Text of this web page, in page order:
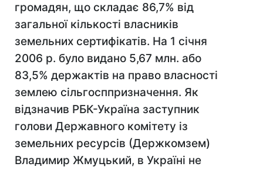
громадян, що складає 86,7% від
загальної кількості власників
земельних сертифікатів. На 1 січня
2006 р. було видано 5,67 млн. або
83,5% держактів на право власності
землею сільгосппризначення. Як
відзначив РБК-Україна заступник
голови Державного комітету із
земельних ресурсів (Держкомзем)
Владимир Жмуцький, в Україні не